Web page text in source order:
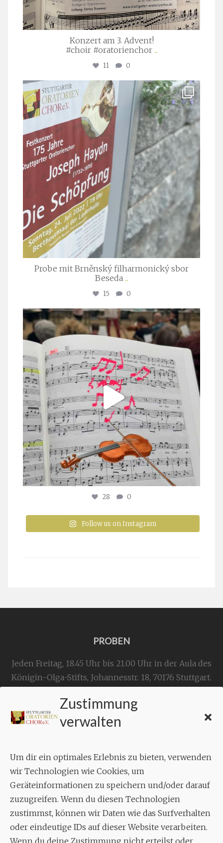
Zustimmung
verwalten
Um dir ein optimales Erlebnis zu bieten, verwenden
wir Technologien wie Cookies, um
Geräteinformationen zu speichern und/oder darauf
zuzugreifen. Wenn du diesen Technologien
zustimmst, können wir Daten wie das Surfverhalten
oder eindeutige IDs auf dieser Website verarbeiten.
Wenn du deine Zustimmung nicht erteilst oder
Konzert am 3. Advent!
#choir #oratorienchor ...
11 0
stuttgarter_oratorienchor
Juli 23
Probe mit Brněnský filharmonický sbor
Beseda ...
15 0
stuttgarter_oratorienchor
Juli 23
28 0
Follow us on Instagram
PROBEN
Jeden Freitag, 18.45 Uhr bis 21.00 Uhr in der Aula des
Königin-Olga-Stifts, Johannesstr. 18, 70176 Stuttgart.
KONTAKT
Geschäftsstelle:
Aixheimer Str. 18
70619 Stuttgart
MUSIK
Musikalischer Leiter:
Enrico Trummer